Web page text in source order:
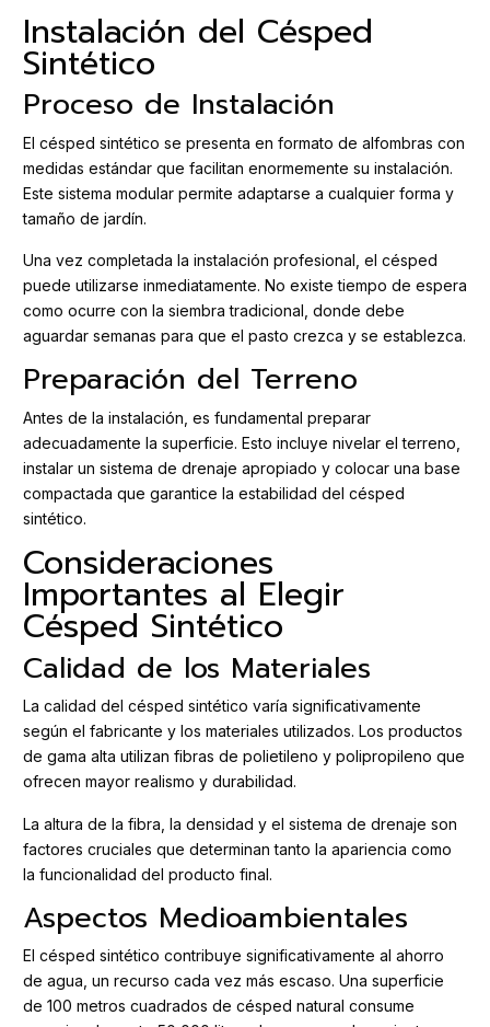
Instalación del Césped
Sintético
Proceso de Instalación
El césped sintético se presenta en formato de alfombras con
medidas estándar que facilitan enormemente su instalación.
Este sistema modular permite adaptarse a cualquier forma y
tamaño de jardín.
Una vez completada la instalación profesional, el césped
puede utilizarse inmediatamente. No existe tiempo de espera
como ocurre con la siembra tradicional, donde debe
aguardar semanas para que el pasto crezca y se establezca.
Preparación del Terreno
Antes de la instalación, es fundamental preparar
adecuadamente la superficie. Esto incluye nivelar el terreno,
instalar un sistema de drenaje apropiado y colocar una base
compactada que garantice la estabilidad del césped
sintético.
Consideraciones
Importantes al Elegir
Césped Sintético
Calidad de los Materiales
La calidad del césped sintético varía significativamente
según el fabricante y los materiales utilizados. Los productos
de gama alta utilizan fibras de polietileno y polipropileno que
ofrecen mayor realismo y durabilidad.
La altura de la fibra, la densidad y el sistema de drenaje son
factores cruciales que determinan tanto la apariencia como
la funcionalidad del producto final.
Aspectos Medioambientales
El césped sintético contribuye significativamente al ahorro
de agua, un recurso cada vez más escaso. Una superficie
de 100 metros cuadrados de césped natural consume